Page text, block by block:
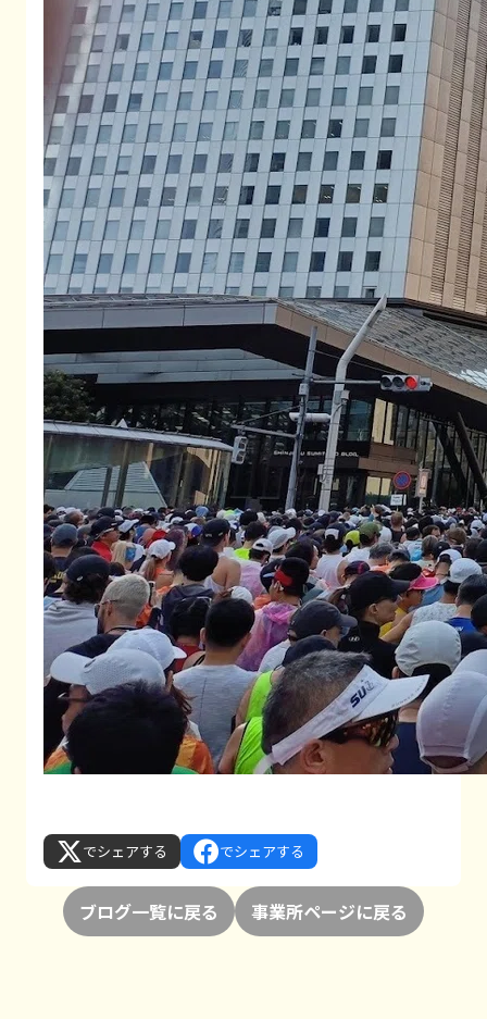
でシェアする でシェアする
ブログ一覧に戻る 事業所ページに戻る